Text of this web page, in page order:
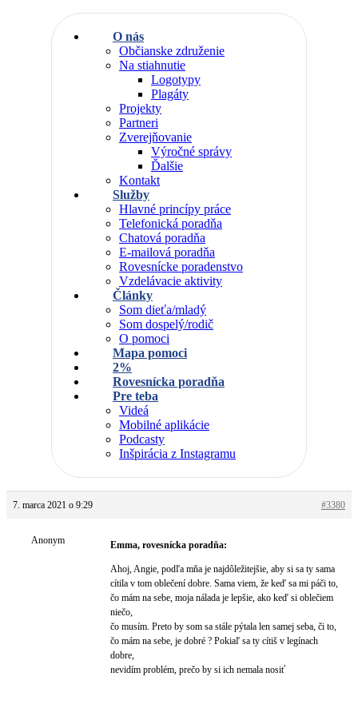
O nás
Občianske združenie
Na stiahnutie
Logotypy
Plagáty
Projekty
Partneri
Zverejňovanie
Výročné správy
Ďalšie
Kontakt
Služby
Hlavné princípy práce
Telefonická poradňa
Chatová poradňa
E-mailová poradňa
Rovesnícke poradenstvo
Vzdelávacie aktivity
Články
Som dieťa/mladý
Som dospelý/rodič
O pomoci
Mapa pomoci
2%
Rovesnícka poradňa
Pre teba
Videá
Mobilné aplikácie
Podcasty
Inšpirácia z Instagramu
7. marca 2021 o 9:29 #3380
Anonym Emma, rovesnícka poradňa:
Ahoj, Angie, podľa mňa je najdôležitejšie, aby si sa ty sama
cítila v tom oblečení dobre. Sama viem, že keď sa mi páči to,
čo mám na sebe, moja nálada je lepšie, ako keď si oblečiem
niečo,
čo musím. Preto by som sa stále pýtala len samej seba, či to,
čo mám na sebe, je dobré ? Pokiaľ sa ty cítiš v legínach
dobre,
nevidím problém, prečo by si ich nemala nosiť